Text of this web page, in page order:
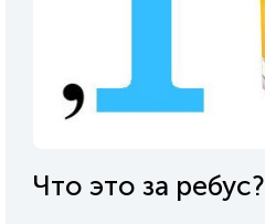
Что это за ребус?